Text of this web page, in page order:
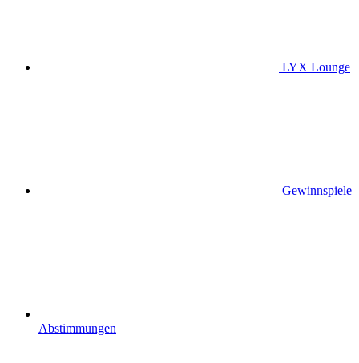
LYX Lounge
Gewinnspiele
Abstimmungen